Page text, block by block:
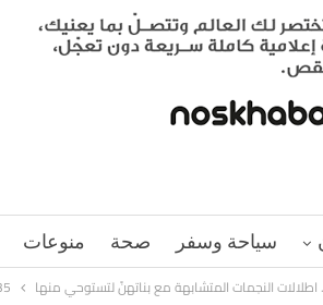
سياحة وسفر صحة منوعات
اطلالات النجمات المتشابهة مع بناتهنّ لتستوحي منها